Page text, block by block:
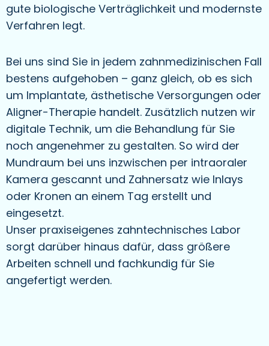
gute biologische Verträglichkeit und modernste
Verfahren legt.
Bei uns sind Sie in jedem zahnmedizinischen Fall
bestens aufgehoben – ganz gleich, ob es sich
um Implantate, ästhetische Versorgungen oder
Aligner-Therapie handelt. Zusätzlich nutzen wir
digitale Technik, um die Behandlung für Sie
noch angenehmer zu gestalten. So wird der
Mundraum bei uns inzwischen per intraoraler
Kamera gescannt und Zahnersatz wie Inlays
oder Kronen an einem Tag erstellt und
eingesetzt.
Unser praxiseigenes zahntechnisches Labor
sorgt darüber hinaus dafür, dass größere
Arbeiten schnell und fachkundig für Sie
angefertigt werden.